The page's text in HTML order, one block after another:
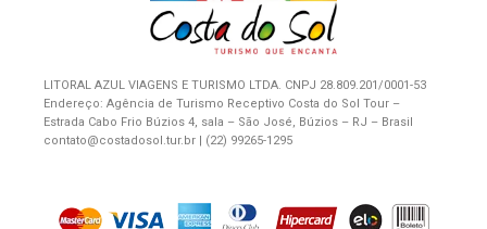
LITORAL AZUL VIAGENS E TURISMO LTDA. CNPJ 28.809.201/0001-53
Endereço: Agência de Turismo Receptivo Costa do Sol Tour –
Estrada Cabo Frio Búzios 4, sala – São José, Búzios – RJ – Brasil
contato@costadosol.tur.br | (22) 99265-1295